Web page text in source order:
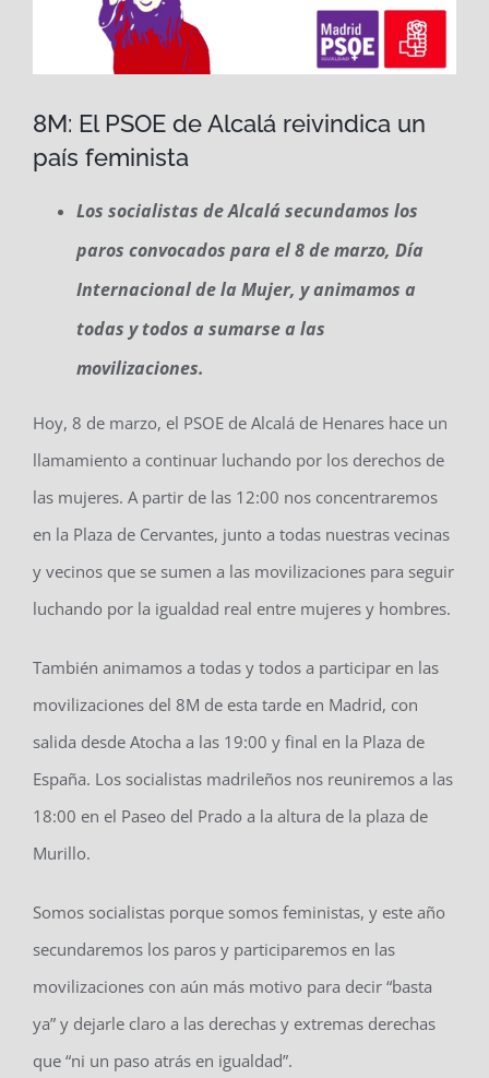
8M: El PSOE de Alcalá reivindica un
país feminista
Los socialistas de Alcalá secundamos los
paros convocados para el 8 de marzo, Día
Internacional de la Mujer, y animamos a
todas y todos a sumarse a las
movilizaciones.
Hoy, 8 de marzo, el PSOE de Alcalá de Henares hace un
llamamiento a continuar luchando por los derechos de
las mujeres. A partir de las 12:00 nos concentraremos
en la Plaza de Cervantes, junto a todas nuestras vecinas
y vecinos que se sumen a las movilizaciones para seguir
luchando por la igualdad real entre mujeres y hombres.
También animamos a todas y todos a participar en las
movilizaciones del 8M de esta tarde en Madrid, con
salida desde Atocha a las 19:00 y final en la Plaza de
España. Los socialistas madrileños nos reuniremos a las
18:00 en el Paseo del Prado a la altura de la plaza de
Murillo.
Somos socialistas porque somos feministas, y este año
secundaremos los paros y participaremos en las
movilizaciones con aún más motivo para decir “basta
ya” y dejarle claro a las derechas y extremas derechas
que “ni un paso atrás en igualdad”.